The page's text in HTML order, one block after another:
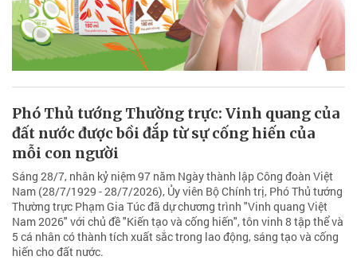
Phó Thủ tướng Thường trực: Vinh quang của
đất nước được bồi đắp từ sự cống hiến của
mỗi con người
Sáng 28/7, nhân kỷ niệm 97 năm Ngày thành lập Công đoàn Việt
Nam (28/7/1929 - 28/7/2026), Ủy viên Bộ Chính trị, Phó Thủ tướng
Thường trực Phạm Gia Túc đã dự chương trình "Vinh quang Việt
Nam 2026" với chủ đề "Kiến tạo và cống hiến", tôn vinh 8 tập thể và
5 cá nhân có thành tích xuất sắc trong lao động, sáng tạo và cống
hiến cho đất nước.